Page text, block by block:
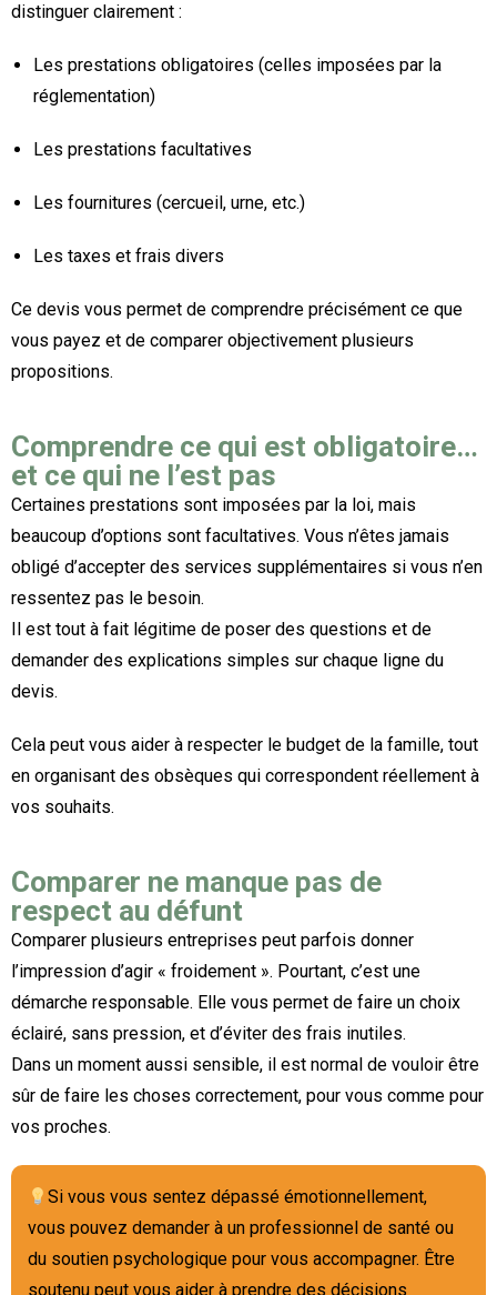
distinguer clairement :
Les prestations obligatoires (celles imposées par la
réglementation)
Les prestations facultatives
Les fournitures (cercueil, urne, etc.)
Les taxes et frais divers
Ce devis vous permet de comprendre précisément ce que
vous payez et de comparer objectivement plusieurs
propositions.
Comprendre ce qui est obligatoire…
et ce qui ne l’est pas
Certaines prestations sont imposées par la loi, mais
beaucoup d’options sont facultatives. Vous n’êtes jamais
obligé d’accepter des services supplémentaires si vous n’en
ressentez pas le besoin.
Il est tout à fait légitime de poser des questions et de
demander des explications simples sur chaque ligne du
devis.
Cela peut vous aider à respecter le budget de la famille, tout
en organisant des obsèques qui correspondent réellement à
vos souhaits.
Comparer ne manque pas de
respect au défunt
Comparer plusieurs entreprises peut parfois donner
l’impression d’agir « froidement ». Pourtant, c’est une
démarche responsable. Elle vous permet de faire un choix
éclairé, sans pression, et d’éviter des frais inutiles.
Dans un moment aussi sensible, il est normal de vouloir être
sûr de faire les choses correctement, pour vous comme pour
vos proches.
Si vous vous sentez dépassé émotionnellement,
vous pouvez demander à un professionnel de santé ou
du soutien psychologique pour vous accompagner. Être
soutenu peut vous aider à prendre des décisions